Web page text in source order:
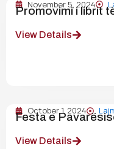
November 5, 2024
Promovimi i librit
View Details
October 1, 2024
Festa e
View Details